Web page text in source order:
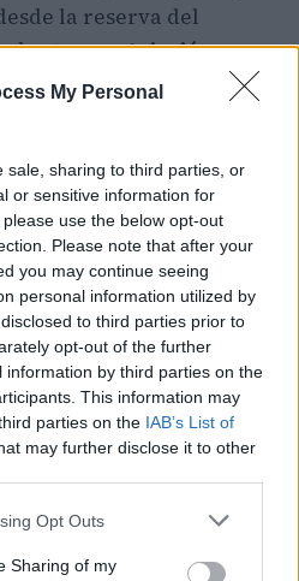
My Personal
sale, sharing to third parties, or
or sensitive information for
use the below opt-out
Please note that after your
you may continue seeing
personal information utilized by
to third parties prior to
opt-out of the further
by third parties on the
This information may
parties on the IAB’s List of
may further disclose it to other
app uses one or more Google
behaviour. You may click to
Opt Outs
Sharing of my
la reserva del
, hastarepatriación
. No sólo eso: al estar muy
dificultades o
24 horaspara ayudar
durante el
se puede utilizar
gratuita.